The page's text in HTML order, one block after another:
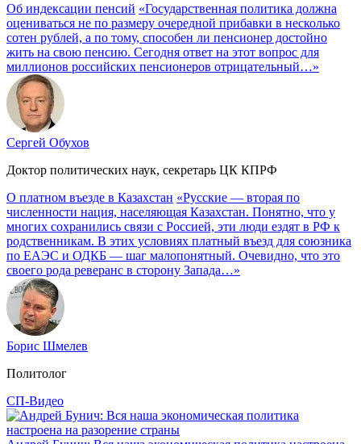
Об индексации пенсий «Государственная политика должна
оцениваться не по размеру очередной прибавки в несколько
сотен рублей, а по тому, способен ли пенсионер достойно
жить на свою пенсию. Сегодня ответ на этот вопрос для
миллионов российских пенсионеров отрицательный…»
Сергей Обухов
Доктор политических наук, секретарь ЦК КПРФ
О платном въезде в Казахстан «Русские — вторая по
численности нация, населяющая Казахстан. Понятно, что у
многих сохранились связи с Россией, эти люди ездят в РФ к
родственникам. В этих условиях платный въезд для союзника
по ЕАЭС и ОДКБ — шаг малопонятный. Очевидно, что это
своего рода реверанс в сторону Запада…»
Борис Шмелев
Политолог
СП-Видео